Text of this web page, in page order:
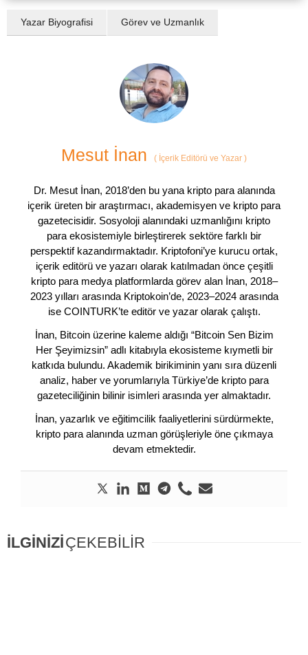
Yazar Biyografisi Görev ve Uzmanlık
Mesut İnan ( İçerik Editörü ve Yazar )
Dr. Mesut İnan, 2018’den bu yana kripto para alanında
içerik üreten bir araştırmacı, akademisyen ve kripto para
gazetecisidir. Sosyoloji alanındaki uzmanlığını kripto
para ekosistemiyle birleştirerek sektöre farklı bir
perspektif kazandırmaktadır. Kriptofoni’ye kurucu ortak,
içerik editörü ve yazarı olarak katılmadan önce çeşitli
kripto para medya platformlarda görev alan İnan, 2018–
2023 yılları arasında Kriptokoin’de, 2023–2024 arasında
ise COINTURK’te editör ve yazar olarak çalıştı.
İnan, Bitcoin üzerine kaleme aldığı “Bitcoin Sen Bizim
Her Şeyimizsin” adlı kitabıyla ekosisteme kıymetli bir
katkıda bulundu. Akademik birikiminin yanı sıra düzenli
analiz, haber ve yorumlarıyla Türkiye’de kripto para
gazeteciliğinin bilinir isimleri arasında yer almaktadır.
İnan, yazarlık ve eğitimcilik faaliyetlerini sürdürmekte,
kripto para alanında uzman görüşleriyle öne çıkmaya
devam etmektedir.
İLGİNİZİÇEKEBİLİR